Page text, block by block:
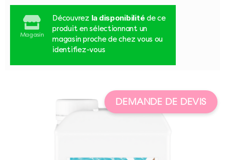
Magasin
Découvrez la disponibilité de ce
produit en sélectionnant un
magasin proche de chez vous ou
identifiez-vous
DEMANDE DE DEVIS